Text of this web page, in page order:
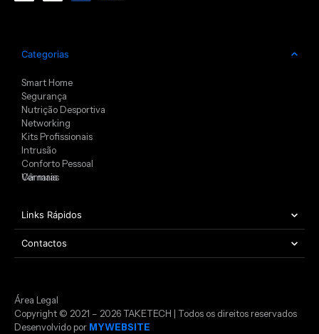
Categorias
Smart Home
Segurança
Nutrição Desportiva
Networking
Kits Profissionais
Intrusão
Conforto Pessoal
Câmaras
Ver mais
Links Rápidos
Contactos
Copyright © 2021 – 2026 TAKETECH | Todos os direitos reservados
Desenvolvido por MYWEBSITE
Área Legal